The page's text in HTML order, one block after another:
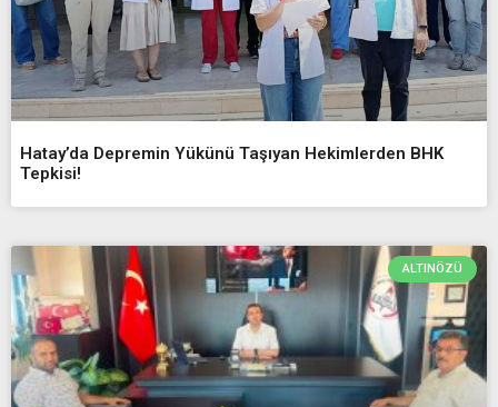
Hatay’da Depremin Yükünü Taşıyan Hekimlerden BHK
Tepkisi!
ALTINÖZÜ